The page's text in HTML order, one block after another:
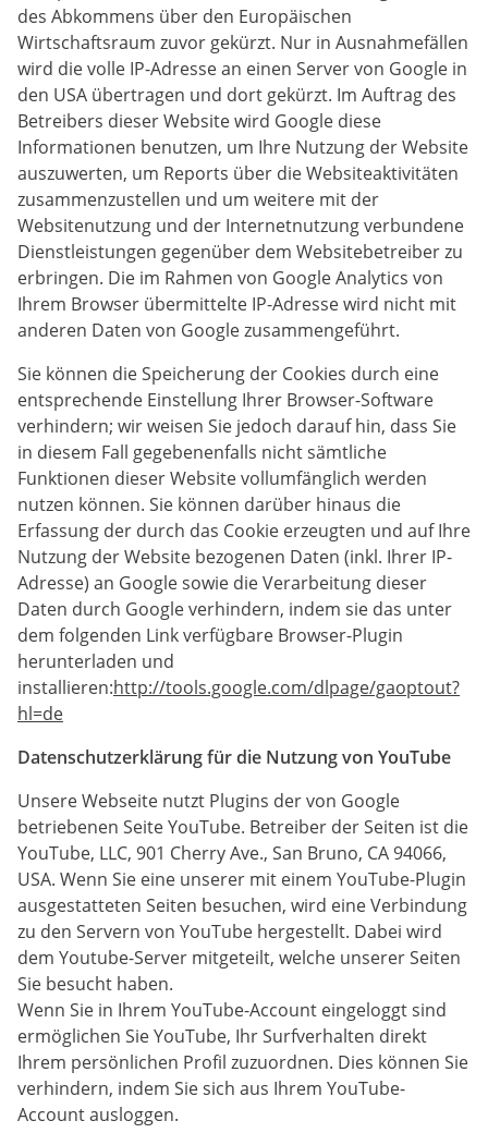
des Abkommens über den Europäischen
Wirtschaftsraum zuvor gekürzt. Nur in Ausnahmefällen
wird die volle IP-Adresse an einen Server von Google in
den USA übertragen und dort gekürzt. Im Auftrag des
Betreibers dieser Website wird Google diese
Informationen benutzen, um Ihre Nutzung der Website
auszuwerten, um Reports über die Websiteaktivitäten
zusammenzustellen und um weitere mit der
Websitenutzung und der Internetnutzung verbundene
Dienstleistungen gegenüber dem Websitebetreiber zu
erbringen. Die im Rahmen von Google Analytics von
Ihrem Browser übermittelte IP-Adresse wird nicht mit
anderen Daten von Google zusammengeführt.
Sie können die Speicherung der Cookies durch eine
entsprechende Einstellung Ihrer Browser-Software
verhindern; wir weisen Sie jedoch darauf hin, dass Sie
in diesem Fall gegebenenfalls nicht sämtliche
Funktionen dieser Website vollumfänglich werden
nutzen können. Sie können darüber hinaus die
Erfassung der durch das Cookie erzeugten und auf Ihre
Nutzung der Website bezogenen Daten (inkl. Ihrer IP-
Adresse) an Google sowie die Verarbeitung dieser
Daten durch Google verhindern, indem sie das unter
dem folgenden Link verfügbare Browser-Plugin
herunterladen und
installieren:http://tools.google.com/dlpage/gaoptout?
hl=de
Datenschutzerklärung für die Nutzung von YouTube
Unsere Webseite nutzt Plugins der von Google
betriebenen Seite YouTube. Betreiber der Seiten ist die
YouTube, LLC, 901 Cherry Ave., San Bruno, CA 94066,
USA. Wenn Sie eine unserer mit einem YouTube-Plugin
ausgestatteten Seiten besuchen, wird eine Verbindung
zu den Servern von YouTube hergestellt. Dabei wird
dem Youtube-Server mitgeteilt, welche unserer Seiten
Sie besucht haben.
Wenn Sie in Ihrem YouTube-Account eingeloggt sind
ermöglichen Sie YouTube, Ihr Surfverhalten direkt
Ihrem persönlichen Profil zuzuordnen. Dies können Sie
verhindern, indem Sie sich aus Ihrem YouTube-
Account ausloggen.